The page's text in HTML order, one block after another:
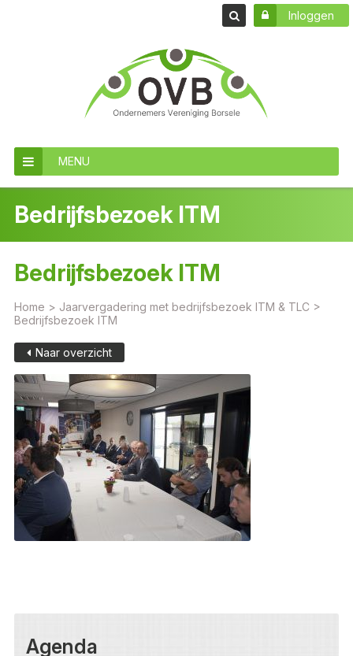
Inloggen
MENU
Bedrijfsbezoek ITM
Bedrijfsbezoek ITM
Home > Jaarvergadering met bedrijfsbezoek ITM & TLC >
Bedrijfsbezoek ITM
Naar overzicht
Agenda